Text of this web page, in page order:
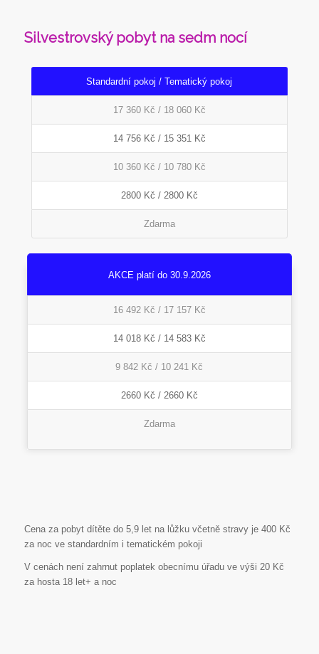
Silvestrovský pobyt na sedm nocí
Standardní pokoj / Tematický pokoj
17 360 Kč / 18 060 Kč
14 756 Kč / 15 351 Kč
10 360 Kč / 10 780 Kč
2800 Kč / 2800 Kč
Zdarma
AKCE platí do 30.9.2026
16 492 Kč / 17 157 Kč
14 018 Kč / 14 583 Kč
9 842 Kč / 10 241 Kč
2660 Kč / 2660 Kč
Zdarma
Cena za pobyt dítěte do 5,9 let na lůžku včetně stravy je 400 Kč
za noc ve standardním i tematickém pokoji
V cenách není zahrnut poplatek obecnímu úřadu ve výši 20 Kč
za hosta 18 let+ a noc